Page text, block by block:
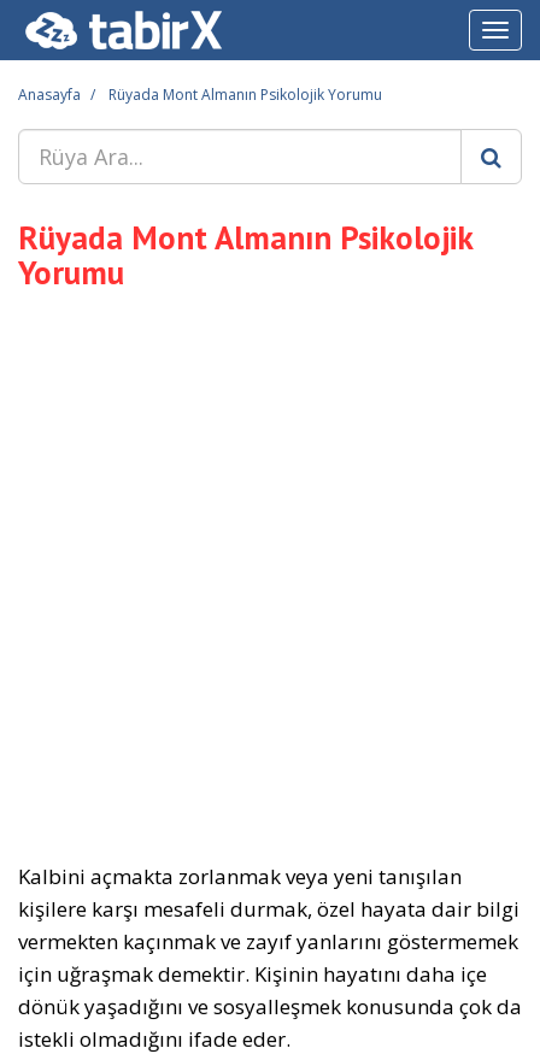
Anasayfa Rüyada Mont Almanın Psikolojik Yorumu
Rüyada Mont Almanın Psikolojik
Yorumu
Kalbini açmakta zorlanmak veya yeni tanışılan
kişilere karşı mesafeli durmak, özel hayata dair bilgi
vermekten kaçınmak ve zayıf yanlarını göstermemek
için uğraşmak demektir. Kişinin hayatını daha içe
dönük yaşadığını ve sosyalleşmek konusunda çok da
istekli olmadığını ifade eder.